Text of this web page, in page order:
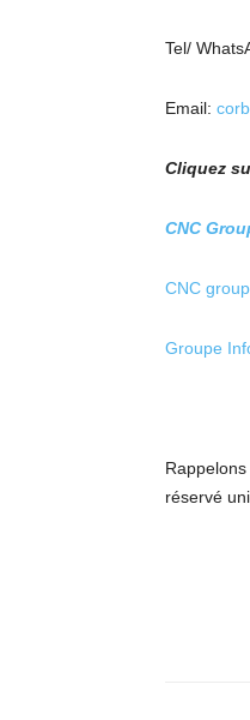
Tel/
Email:
Cliquez
CNC
CNC
Groupe
réservé